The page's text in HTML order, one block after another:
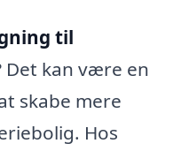
til
Det kan være en
skabe mere
Hos